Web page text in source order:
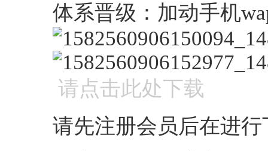
体系晋级：加动手机
请点击此处下载
请先注册会员后在进行